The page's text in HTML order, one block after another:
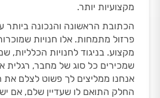
מקצועיות יותר.
הכתובת הראשונה והנכונה ביותר
פרזול מתמחות. אלו חנויות
מקצוע. בניגוד לחנויות הכלליות,
שמכירים כל סוג של מחבר, רגלית
אנחנו ממליצים לך פשוט לצלם
החלק התואם לו שעדיין שלם, אם